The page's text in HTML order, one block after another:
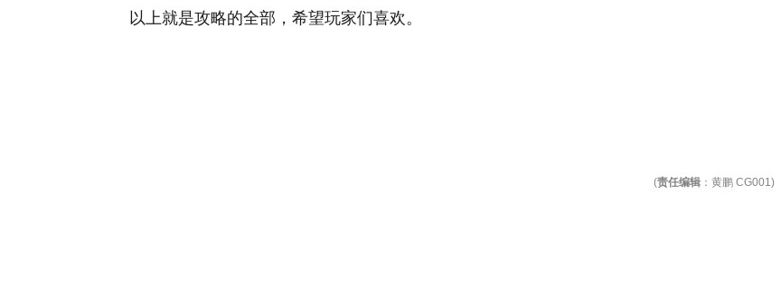
以上就是攻略的全部，希望玩家们喜欢。
(责任编辑 ：黄鹏 CG001)